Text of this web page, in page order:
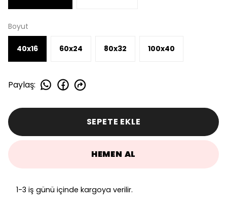
Boyut
40x16 60x24 80x32 100x40
Paylaş:
SEPETE EKLE
HEMEN AL
1-3 iş günü içinde kargoya verilir.